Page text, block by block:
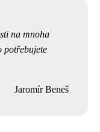
na mnoha
potřebujete
Jaromír Beneš